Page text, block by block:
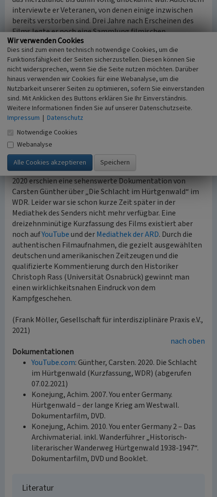
interviewte er Veteranen, von denen einige inzwischen
bereits verstorben sind. Drei Jahre nach Erscheinen des
Films legte er noch eine Sammlung filmischen
Dokumentarmaterials mit einer Gesamtdauer von rund
vier Stunden unter dem Titel „You enter Germany 2“ nach.
Beide Werke liegen als DVDs vor.
2009 erschien ein Aufsatz von Christoph Rass, Jens
Lohmeier und René Rohrkamp, der derzeit immer noch
den besten knappen Überblick über die Kämpfe im
Hürtgenwald liefert und zudem aufzeigt, wie die
Kriegsereignisse den ländlichen Raum nachhaltig
prägten: „Wenn ein Ort zum Schlachtfeld wird – Zur
Geschichte des Hürtgenwaldes als Schauplatz
massenhaften Tötens und Sterbens seit 1944“.
2020 erschien eine sehenswerte Dokumentation von
Carsten Günther über „Die Schlacht im Hürtgenwald“ im
WDR. Leider war sie schon kurze Zeit später in der
Mediathek des Senders nicht mehr verfügbar. Eine
dreizehnminütige Kurzfassung des Films existiert aber
noch aufYouTubeund derMediathek der ARD. Durch die
authentischen Filmaufnahmen, die gezielt ausgewählten
deutschen und amerikanischen Zeitzeugen und die
qualifizierte Kommentierung durch den Historiker
Christoph Rass (Universität Osnabrück) gewinnt man
einen wirklichkeitsnahen Eindruck von dem
Kampfgeschehen.
(Frank Möller, Gesellschaft für interdisziplinäre Praxis e.V.,
2021)
nach oben
Dokumentationen
YouTube.com: Günther, Carsten. 2020. Die Schlacht
im Hürtgenwald (Kurzfassung, WDR) (abgerufen
07.02.2021)
Konejung, Achim. 2007. You enter Germany.
Hürtgenwald – der lange Krieg am Westwall.
Dokumentarfilm, DVD.
Konejung, Achim. 2010. You enter Germany 2 – Das
Archivmaterial. inkl. Wanderführer „Historisch-
literarischer Wanderweg Hürtgenwald 1938-1947“.
Dokumentarfilm, DVD und Booklet.
Literatur
Wir verwenden Cookies
Dies sind zum einen technisch notwendige Cookies, um die
Funktionsfähigkeit der Seiten sicherzustellen. Diesen können Sie
nicht widersprechen, wenn Sie die Seite nutzen möchten. Darüber
hinaus verwenden wir Cookies für eine Webanalyse, um die
Nutzbarkeit unserer Seiten zu optimieren, sofern Sie einverstanden
sind. Mit Anklicken des Buttons erklären Sie Ihr Einverständnis.
Weitere Informationen finden Sie auf unserer Datenschutzseite.
Impressum | Datenschutz
Notwendige Cookies
Webanalyse